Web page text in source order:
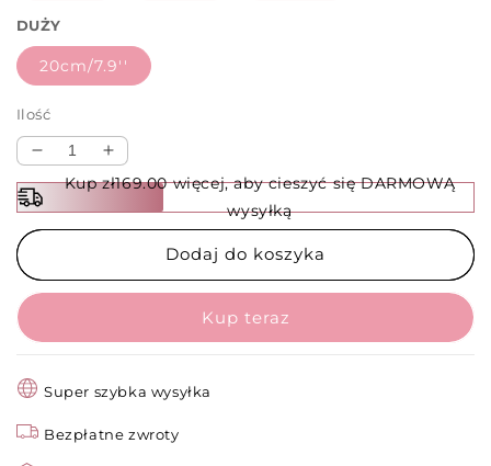
DUŻY
20cm/7.9''
Ilość
Zmniejsz
ilość
dla
✨
Klejące
z
T-
–
Kabli
Zwiększ
ilość
✨
Klejące
z
Klittenbandem
T-
–
Kabli
Kup zł169.00 więcej, aby cieszyć się DARMOWĄ
wysyłką
Dodaj do koszyka
Super szybka wysyłka
Bezpłatne zwroty